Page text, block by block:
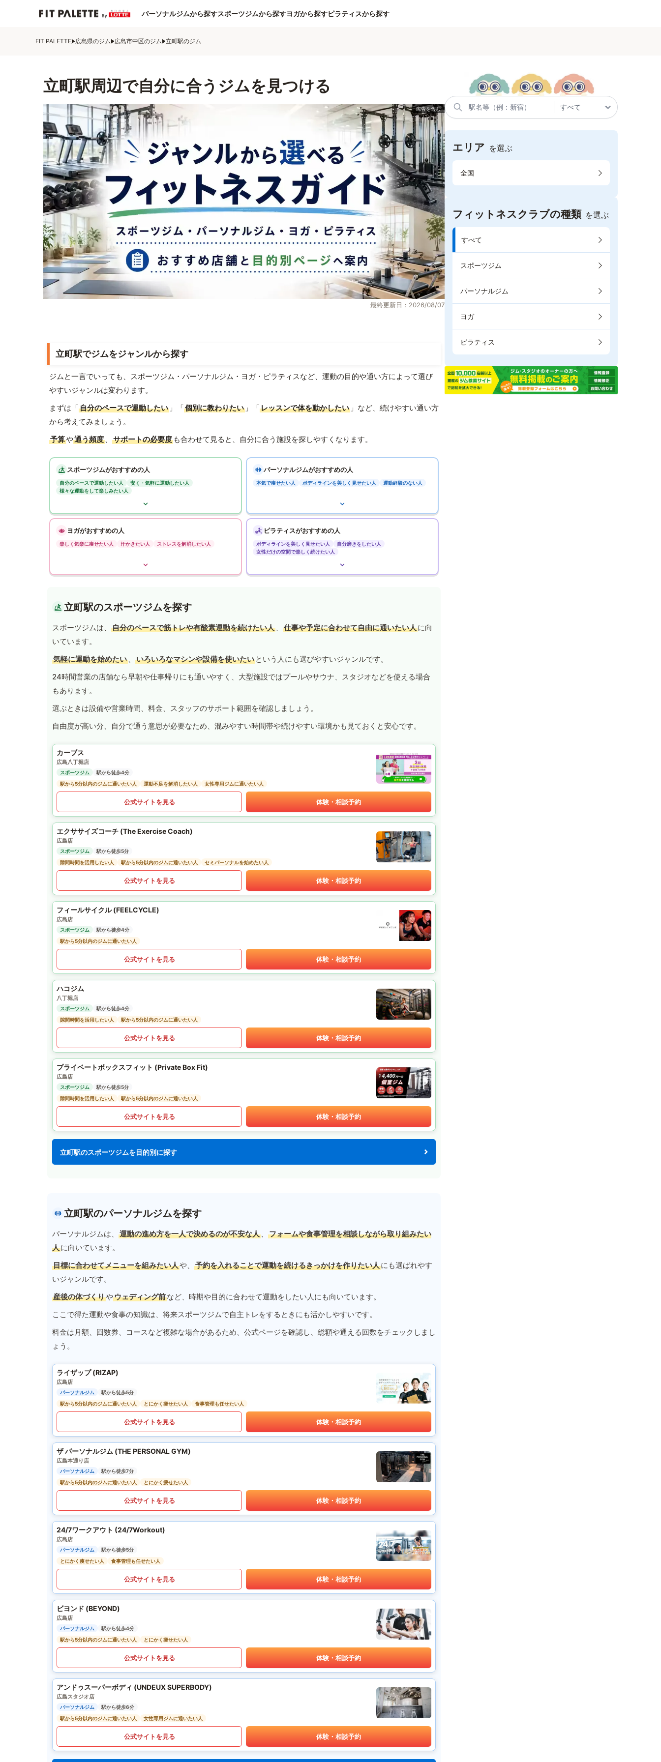
パーソナルジムから探すスポーツジムから探すヨガから探すピラティスから探す
FIT PALETTE 広島県のジム 広島市中区のジム 立町駅のジム
立町駅周辺で自分に合うジムを見つける
最終更新日：2026/08/07
立町駅でジムをジャンルから探す
ジムと一言でいっても、スポーツジム・パーソナルジム・ヨガ・ピラティスなど、運動の目的や通い方によって選び
やすいジャンルは変わります。
まずは「自分のペースで運動したい 」「個別に教わりたい 」「レッスンで体を動かしたい 」など、続けやすい通い方
から考えてみましょう。
予算や通う頻度 、 サポートの必要度 も合わせて見ると、自分に合う施設を探しやすくなります。
スポーツジムがおすすめの人
自分のペースで運動したい人
安く・気軽に運動したい人
様々な運動をして楽しみたい人
パーソナルジムがおすすめの人
本気で痩せたい人 ボディラインを美しく見せたい人 運動経験のない人
ヨガがおすすめの人
楽しく気楽に痩せたい人 汗かきたい人 ストレスを解消したい人
ピラティスがおすすめの人
ボディラインを美しく見せたい人
自分磨きをしたい人
女性だけの空間で楽しく続けたい人
立町駅のスポーツジムを探す
スポーツジムは、 自分のペースで筋トレや有酸素運動を続けたい人 、 仕事や予定に合わせて自由に通いたい人に向
いています。
気軽に運動を始めたい 、 いろいろなマシンや設備を使いたい という人にも選びやすいジャンルです。
24時間営業の店舗なら早朝や仕事帰りにも通いやすく、大型施設ではプールやサウナ、スタジオなどを使える場合
もあります。
選ぶときは設備や営業時間、料金、スタッフのサポート範囲を確認しましょう。
自由度が高い分、自分で通う意思が必要なため、混みやすい時間帯や続けやすい環境かも見ておくと安心です。
カーブス
広島八丁堀店
スポーツジム
駅から徒歩4分
駅から5分以内のジムに通いたい人
運動不足を解消したい人 女性専用ジムに通いたい人
公式サイトを見る 体験・相談予約
エクササイズコーチ (The Exercise Coach)
広島店
スポーツジム
駅から徒歩5分
隙間時間を活用したい人
駅から5分以内のジムに通いたい人 セミパーソナルを始めたい人
公式サイトを見る 体験・相談予約
フィールサイクル (FEELCYCLE)
広島店
スポーツジム
駅から徒歩4分
駅から5分以内のジムに通いたい人
公式サイトを見る 体験・相談予約
ハコジム
八丁堀店
スポーツジム
駅から徒歩4分
隙間時間を活用したい人
駅から5分以内のジムに通いたい人
公式サイトを見る 体験・相談予約
プライベートボックスフィット (Private Box Fit)
広島店
スポーツジム
駅から徒歩5分
隙間時間を活用したい人
駅から5分以内のジムに通いたい人
公式サイトを見る 体験・相談予約
立町駅のスポーツジムを目的別に探す
立町駅のパーソナルジムを探す
パーソナルジムは、 運動の進め方を一人で決めるのが不安な人 、
フォームや食事管理を相談しながら取り組みたい
人に向いています。
目標に合わせてメニューを組みたい人や、 予約を入れることで運動を続けるきっかけを作りたい人にも選ばれやす
いジャンルです。
産後の体づくりやウェディング前など、時期や目的に合わせて運動をしたい人にも向いています。
ここで得た運動や食事の知識は、将来スポーツジムで自主トレをするときにも活かしやすいです。
料金は月額、回数券、コースなど複雑な場合があるため、公式ページを確認し、総額や通える回数をチェックしまし
ょう。
ライザップ (RIZAP)
広島店
パーソナルジム
駅から徒歩5分
駅から5分以内のジムに通いたい人
とにかく痩せたい人 食事管理も任せたい人
公式サイトを見る 体験・相談予約
ザ パーソナルジム (THE PERSONAL GYM)
広島本通り店
パーソナルジム
駅から徒歩7分
駅から5分以内のジムに通いたい人
とにかく痩せたい人
公式サイトを見る 体験・相談予約
24/7ワークアウト (24/7Workout)
広島店
パーソナルジム
駅から徒歩5分
とにかく痩せたい人
食事管理も任せたい人
公式サイトを見る 体験・相談予約
ビヨンド (BEYOND)
広島店
パーソナルジム
駅から徒歩4分
駅から5分以内のジムに通いたい人
とにかく痩せたい人
公式サイトを見る 体験・相談予約
アンドゥスーパーボディ (UNDEUX SUPERBODY)
広島スタジオ店
パーソナルジム
駅から徒歩6分
駅から5分以内のジムに通いたい人
女性専用ジムに通いたい人
公式サイトを見る 体験・相談予約
エリア を選ぶ
全国
フィットネスクラブの種類 を選ぶ
すべて
スポーツジム
パーソナルジム
ヨガ
ピラティス